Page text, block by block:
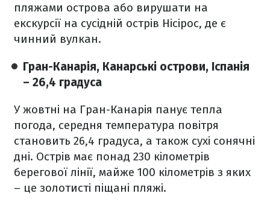
пляжами острова або вирушати на
екскурсії на сусідній острів Нісірос, де є
чинний вулкан.
Гран-Канарія, Канарські острови, Іспанія
– 26,4 градуса
У жовтні на Гран-Канарія панує тепла
погода, середня температура повітря
становить 26,4 градуса, а також сухі сонячні
дні. Острів має понад 230 кілометрів
берегової лінії, майже 100 кілометрів з яких
– це золотисті піщані пляжі.